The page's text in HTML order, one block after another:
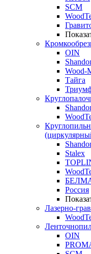
SCM
OIN
Wood-
Тайга
Stalex
Россия
Лазерно-
OIN